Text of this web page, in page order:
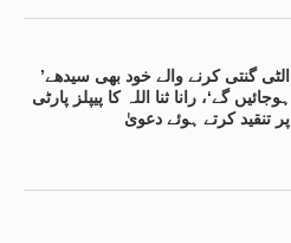
’الٹی گنتی کرنے والے خود بھی سیدھے
ہوجائیں گے‘، رانا ثنا اللہ کا پیپلز پارٹی
پر تنقید کرتے ہوئے دعویٰ